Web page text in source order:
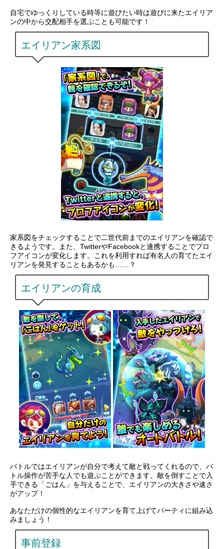
自宅でゆっくりしている時等に遊びたい時は遊びに来たエイリア
ンの中から交配相手を選ぶことも可能です！
エイリアン家系図
家系図をチェックすることで二世代前までのエイリアンを確認で
きるようです。また、TwitterやFacebookと連携することでプロ
フアイコンが変化します。これを利用すれば有名人の育てたエイ
リアンを発見することもあるかも……？
エイリアンの育成
バトルではエイリアンが自分で考えて敵と戦ってくれるので、バ
トル操作が苦手な人でも遊ぶことができます。敵を倒すことで入
手できる「ごはん」を与えることで、エイリアンの大きさや速さ
がアップ！
あなただけの個性的なエイリアンを育て上げてパーティに組み込
みましょう！
事前登録